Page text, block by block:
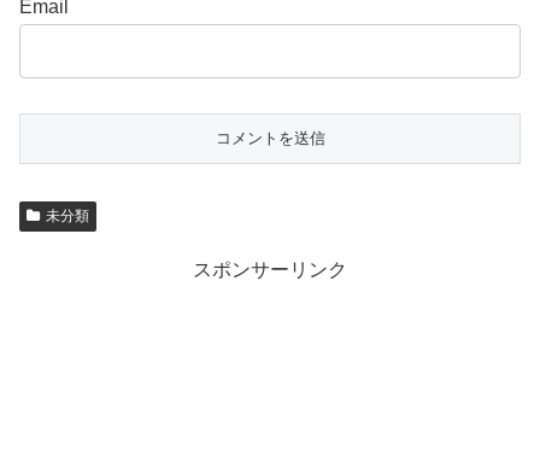
Email
未分類
スポンサーリンク